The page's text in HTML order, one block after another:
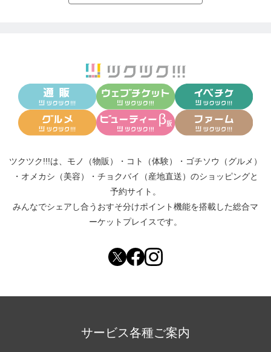
ツクツク!!!は、 モノ（物販） ・ コト（体験） ・ ゴチソウ（グルメ）
・ オメカシ（美容） ・ チョクバイ（産地直送） のショッピングと
予約サイト。
みんなでシェアし合う おすそ分けポイント機能を搭載した総合マ
ーケットプレイスです。
サービス各種ご案内